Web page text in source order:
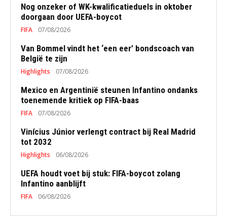
Nog onzeker of WK-kwalificatieduels in oktober
doorgaan door UEFA-boycot
FIFA 07/08/2026
Van Bommel vindt het ‘een eer’ bondscoach van
België te zijn
Highlights 07/08/2026
Mexico en Argentinië steunen Infantino ondanks
toenemende kritiek op FIFA-baas
FIFA 07/08/2026
Vinícius Júnior verlengt contract bij Real Madrid
tot 2032
Highlights 06/08/2026
UEFA houdt voet bij stuk: FIFA-boycot zolang
Infantino aanblijft
FIFA 06/08/2026